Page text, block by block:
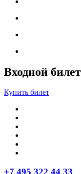
Входной билет
Купить билет
+7 495 322 44 33